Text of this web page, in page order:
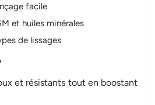
facile
et huiles minérales
de lissages
et résistants tout en boostant